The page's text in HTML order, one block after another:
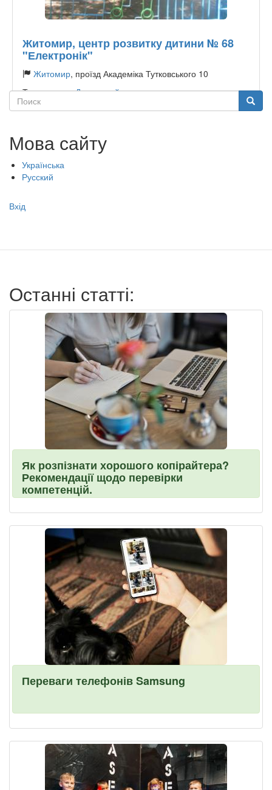
Житомир, центр розвитку дитини № 68
"Електронік"
Житомир, проїзд Академіка Тутковського 10
Тип садочку:Державний
Поиск Поиск
Мова сайту
Українська
Русский
Меню
записи
Вхід
Останні статті:
Як розпізнати хорошого копірайтера?
Рекомендації щодо перевірки
компетенцій.
Переваги телефонів Samsung